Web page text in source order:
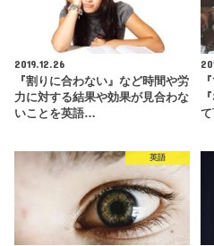
2019.12.26
『割りに合わない』など時間や労
力に対する結果や効果が見合わな
いことを英語…
英語